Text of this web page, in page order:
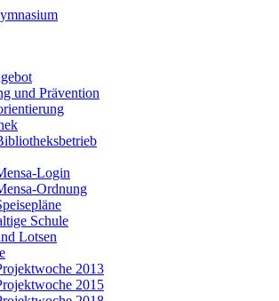
und Prävention
Login
Ordnung
Schule
Lotsen
2013
2015